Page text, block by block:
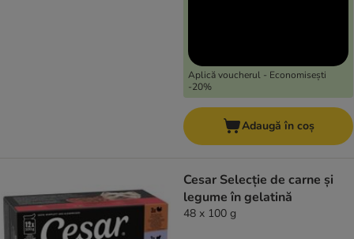
Aplică voucherul - Economisești
-20%
Adaugă în coș
Cesar Selecție de carne și
legume în gelatină
48 x 100 g